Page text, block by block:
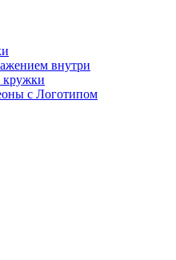
внутри
кружки
с Логотипом